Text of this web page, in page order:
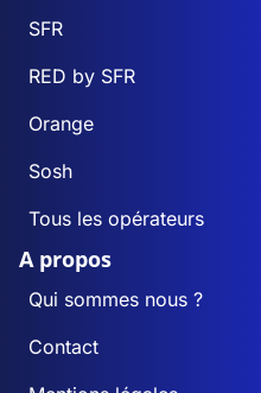
SFR
RED by SFR
Orange
Sosh
Tous les opérateurs
A propos
Qui sommes nous ?
Contact